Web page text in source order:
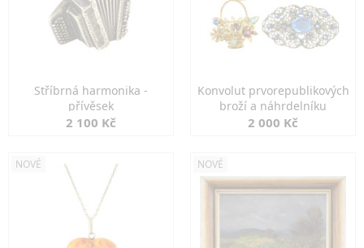
Stříbrná harmonika -
přívěsek
2 100 Kč
Konvolut prvorepublikových
broží a náhrdelníku
2 000 Kč
NOVÉ NOVÉ